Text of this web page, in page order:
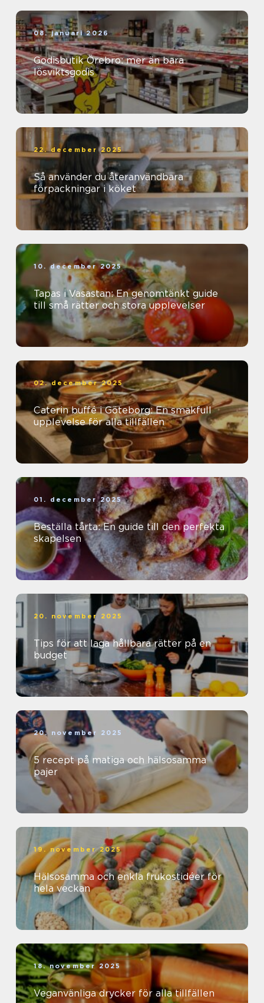
08. januari 2026
Godisbutik Örebro: mer än bara
lösviktsgodis
22. december 2025
Så använder du återanvändbara
förpackningar i köket
10. december 2025
Tapas i Vasastan: En genomtänkt guide
till små rätter och stora upplevelser
02. december 2025
Caterin buffé i Göteborg: En smakfull
upplevelse för alla tillfällen
01. december 2025
Beställa tårta: En guide till den perfekta
skapelsen
20. november 2025
Tips för att laga hållbara rätter på en
budget
20. november 2025
5 recept på matiga och hälsosamma
pajer
19. november 2025
Hälsosamma och enkla frukostidéer för
hela veckan
18. november 2025
Veganvänliga drycker för alla tillfällen